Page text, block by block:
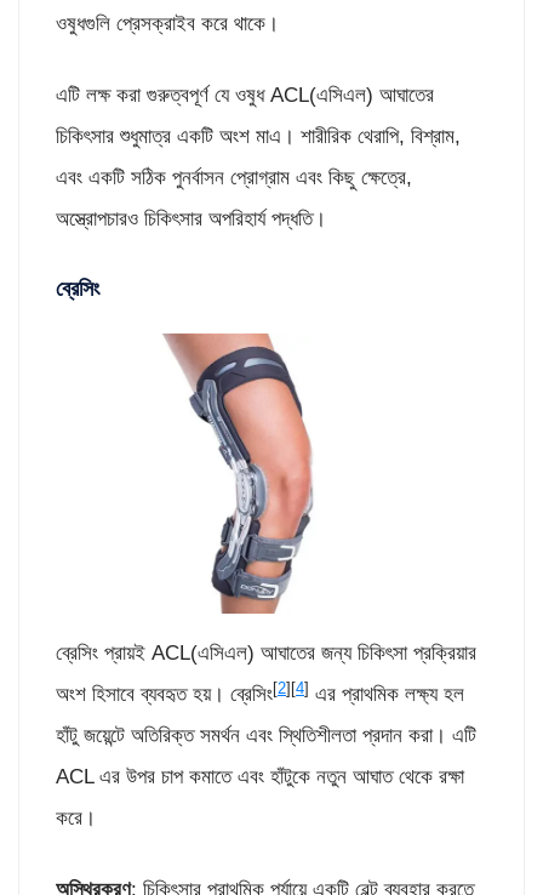
ওষুধগুলি প্রেসক্রাইব করে থাকে।
এটি লক্ষ করা গুরুত্বপূর্ণ যে ওষুধ ACL(এসিএল) আঘাতের
চিকিৎসার শুধুমাত্র একটি অংশ মাএ। শারীরিক থেরাপি, বিশ্রাম,
এবং একটি সঠিক পুনর্বাসন প্রোগ্রাম এবং কিছু ক্ষেত্রে,
অস্ত্রোপচারও চিকিৎসার অপরিহার্য পদ্ধতি।
ব্রেসিং
ব্রেসিং প্রায়ই ACL(এসিএল) আঘাতের জন্য চিকিৎসা প্রক্রিয়ার
অংশ হিসাবে ব্যবহৃত হয়। ব্রেসিং[2][4] এর প্রাথমিক লক্ষ্য হল
হাঁটু জয়েন্টে অতিরিক্ত সমর্থন এবং স্থিতিশীলতা প্রদান করা। এটি
ACL এর উপর চাপ কমাতে এবং হাঁটুকে নতুন আঘাত থেকে রক্ষা
করে।
অস্থিরকরণ: চিকিৎসার প্রাথমিক পর্যায়ে একটি বেল্ট ব্যবহার করতে